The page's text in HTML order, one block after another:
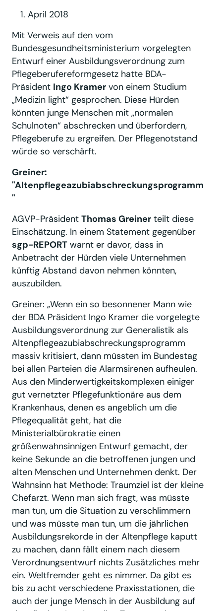
April 2018
Mit Verweis auf den vom
Bundesgesundheitsministerium vorgelegten
Entwurf einer Ausbildungsverordnung zum
Pflegeberufereformgesetz hatte BDA-
Präsident Ingo Kramer von einem Studium
„Medizin light“ gesprochen. Diese Hürden
könnten junge Menschen mit „normalen
Schulnoten“ abschrecken und überfordern,
Pflegeberufe zu ergreifen. Der Pflegenotstand
würde so verschärft.
Greiner:
"Altenpflegeazubiabschreckungsprogramm
"
AGVP-Präsident Thomas Greiner teilt diese
Einschätzung. In einem Statement gegenüber
sgp-REPORT warnt er davor, dass in
Anbetracht der Hürden viele Unternehmen
künftig Abstand davon nehmen könnten,
auszubilden.
Greiner: „Wenn ein so besonnener Mann wie
der BDA Präsident Ingo Kramer die vorgelegte
Ausbildungsverordnung zur Generalistik als
Altenpflegeazubiabschreckungsprogramm
massiv kritisiert, dann müssten im Bundestag
bei allen Parteien die Alarmsirenen aufheulen.
Aus den Minderwertigkeitskomplexen einiger
gut vernetzter Pflegefunktionäre aus dem
Krankenhaus, denen es angeblich um die
Pflegequalität geht, hat die
Ministerialbürokratie einen
größenwahnsinnigen Entwurf gemacht, der
keine Sekunde an die betroffenen jungen und
alten Menschen und Unternehmen denkt. Der
Wahnsinn hat Methode: Traumziel ist der kleine
Chefarzt. Wenn man sich fragt, was müsste
man tun, um die Situation zu verschlimmern
und was müsste man tun, um die jährlichen
Ausbildungsrekorde in der Altenpflege kaputt
zu machen, dann fällt einem nach diesem
Verordnungsentwurf nichts Zusätzliches mehr
ein. Weltfremder geht es nimmer. Da gibt es
bis zu acht verschiedene Praxisstationen, die
auch der junge Mensch in der Ausbildung auf